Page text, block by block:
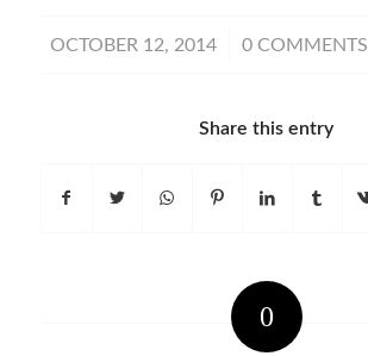
OCTOBER 12, 2014
/ 0 COMMENTS
/
Share this entry
0